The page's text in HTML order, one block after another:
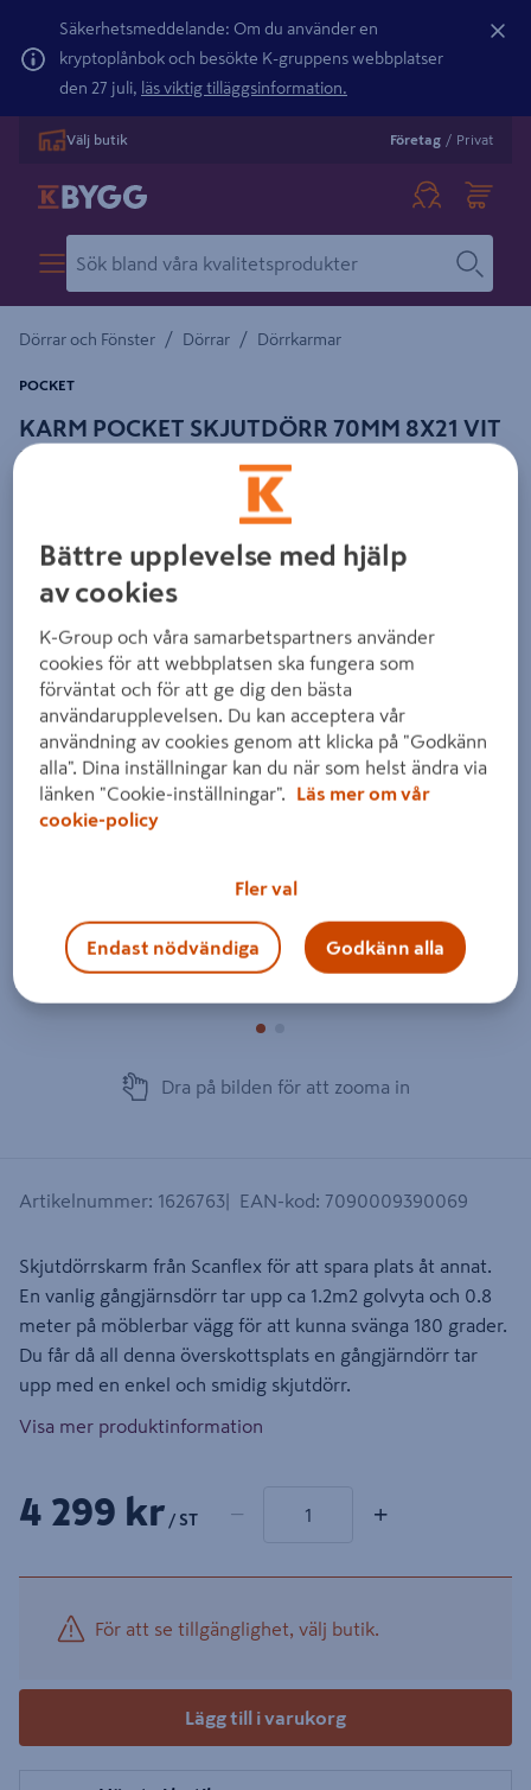
Säkerhetsmeddelande: Om du använder en
kryptoplånbok och besökte K-gruppens webbplatser
den 27 juli, läs viktig tilläggsinformation.
Välj butik Företag / Privat
Dörrar och Fönster / Dörrar / Dörrkarmar
KARM POCKET SKJUTDÖRR 70MM 8X21 VIT
ENKELGIPS
POCKET
Detaljerad beskrivning finns i produktbeskrivningsområdet
Föregående
Dra på bilden för att zooma in
Artikelnummer: 1626763 EAN-kod: 7090009390069
Skjutdörrskarm från Scanflex för att spara plats åt annat.
En vanlig gångjärnsdörr tar upp ca 1.2m2 golvyta och 0.8
meter på möblerbar vägg för att kunna svänga 180 grader.
Du får då all denna överskottsplats en gångjärndörr tar
upp med en enkel och smidig skjutdörr.
Visa mer produktinformation
4 299 kr / ST − +
För att se tillgänglighet, välj butik.
Lägg till i varukorg
Bättre upplevelse med hjälp
av cookies
K-Group och våra samarbetspartners använder
cookies för att webbplatsen ska fungera som
förväntat och för att ge dig den bästa
användarupplevelsen. Du kan acceptera vår
användning av cookies genom att klicka på "Godkänn
alla". Dina inställningar kan du när som helst ändra via
länken "Cookie-inställningar".
Läs mer om vår
cookie-policy
Fler val
Endast nödvändiga Godkänn alla